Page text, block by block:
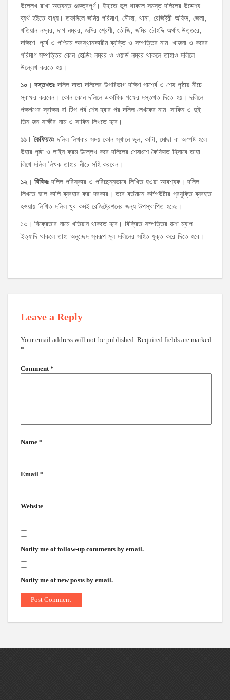
উল্লেখ রাখা অত্যন্ত গুরুত্বপূর্ণ। ইহাতে ভুল থাকলে সমস্ত দলিলের উদ্দেশ্য
ব্যর্থ হইতে বাধ্য। তফসিলে জমির পরিমাণ, মৌজা, থানা, রেজিষ্ট্রী অফিস, জেলা,
খতিয়ান নম্বর, দাগ নম্বর, জমির শ্রেণী, তৌজি, জমির চৌহদ্দি অর্থাৎ উত্তরে,
দক্ষিণে, পূর্বে ও পশ্চিমে অবস্থানকারীম ব্যক্তি ও সম্পত্তির নাম, খাজনা ও করের
পরিমাণ সম্পত্তির কোন হোল্ডিং নম্বর ও ওয়ার্ড নম্বর থাকলে তাহাও দলিলে
উল্লেখ করতে হয়।
১০। দস্তখতঃ দলিল দাতা দলিলের উপরিভাগ দক্ষিণ পার্শ্বে ও শেষ পৃষ্ঠায় নীচে
স্বাক্ষর করবেন। কোন কোন দলিলে একাধিক পক্ষের দস্তখত দিতে হয়। দলিলে
পক্ষগণের স্বাক্ষর বা টিপ পর্ব শেষ হবার পর দলিল লেখকের নাম, সাকিন ও দুই
তিন জন সাক্ষীর নাম ও সাকিন লিখতে হবে।
১১। কৈফিয়তঃ দলিল লিখবার সময় কোন স্থানে ভূল, কাটা, মোছা বা অস্পষ্ট হলে
উহার পৃষ্ঠা ও লাইন ক্রম উল্লেখ করে দলিলের শেষাংশে কৈফিয়ত হিসাবে তাহা
লিখে দলিল লিখক তাহার নীচে সহি করবেন।
১২। বিবিধঃ দলিল পরিস্কার ও পরিচ্ছন্নভাবে লিখিত হওয়া আবশ্যক। দলিল
লিখতে ভাল কালি ব্যবহার করা দরকার। তবে বর্তমানে কম্পিউটার প্রযুক্তি ব্যবহৃত
হওয়ায় লিখিত দলিল খুব কমই রেজিষ্ট্রেশনের জন্য উপস্থাপিত হচ্ছে।
১৩। বিক্রেতার নামে খতিয়ান থাকতে হবে। বিক্রিত সম্পত্তির নক্শা ম্যাপ
ইত্যাদি থাকলে তাহা অনুচ্ছেদ স্বরূপ মূল দলিলের সহিত যুক্ত করে দিতে হবে।
Leave a Reply
Your email address will not be published. Required fields are marked
*
Comment *
Name *
Email *
Website
Notify me of follow-up comments by email.
Notify me of new posts by email.